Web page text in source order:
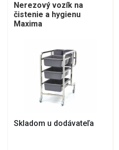
Nerezový vozík na
čistenie a hygienu
Maxima
Skladom u dodávateľa